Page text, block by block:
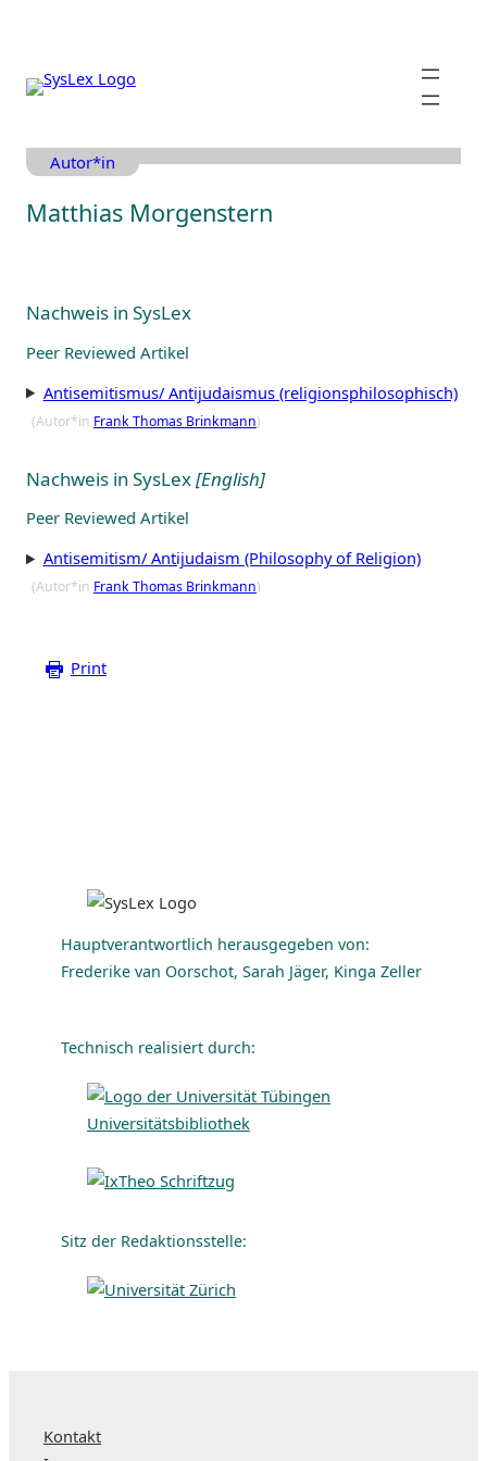
springen
Autor*in
Matthias Morgenstern
Nachweis in SysLex
Peer Reviewed Artikel
Antisemitismus/ Antijudaismus (religionsphilosophisch)
(Autor*in Frank Thomas Brinkmann)
Nachweis in SysLex[English]
Peer Reviewed Artikel
Antisemitism/ Antijudaism (Philosophy of Religion)
(Autor*in Frank Thomas Brinkmann)
Print
Hauptverantwortlich herausgegeben von:
Frederike van Oorschot, Sarah Jäger, Kinga Zeller
Technisch realisiert durch:
Sitz der Redaktionsstelle:
Kontakt